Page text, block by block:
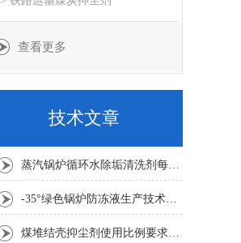
查看更多
技术文章
蒸汽锅炉循环水除垢清洗剂每吨水用量
-35°绿色锅炉防冻液生产技术要求
煤堆结壳抑尘剂使用比例要求1:100倍